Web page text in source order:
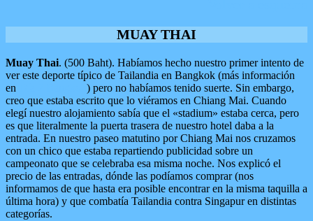
MUAY THAI
Muay Thai. (500 Baht). Habíamos hecho nuestro primer intento de
ver este deporte típico de Tailandia en Bangkok (más información
en
) pero no habíamos tenido suerte. Sin embargo,
creo que estaba escrito que lo viéramos en Chiang Mai. Cuando
elegí nuestro alojamiento sabía que el «stadium» estaba cerca, pero
es que literalmente la puerta trasera de nuestro hotel daba a la
entrada. En nuestro paseo matutino por Chiang Mai nos cruzamos
con un chico que estaba repartiendo publicidad sobre un
campeonato que se celebraba esa misma noche. Nos explicó el
precio de las entradas, dónde las podíamos comprar (nos
informamos de que hasta era posible encontrar en la misma taquilla a
última hora) y que combatía Tailandia contra Singapur en distintas
categorías.